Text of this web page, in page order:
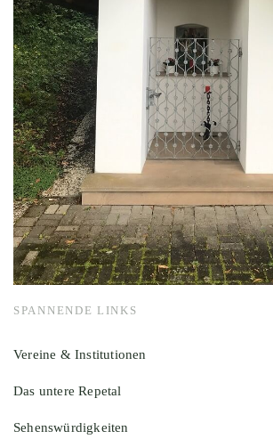
SPANNENDE LINKS
Vereine & Institutionen
Das untere Repetal
Sehenswürdigkeiten